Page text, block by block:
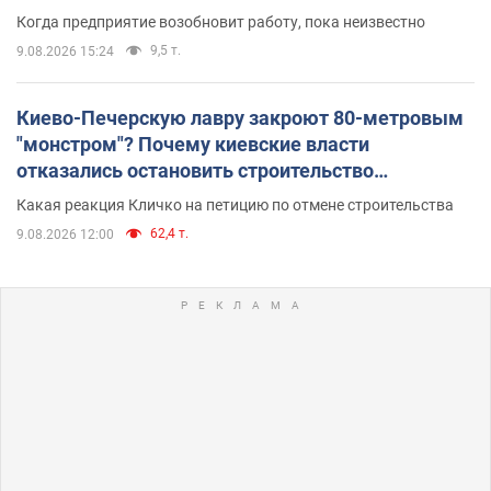
Когда предприятие возобновит работу, пока неизвестно
9.08.2026 15:24 9,5 т.
Киево-Печерскую лавру закроют 80-метровым
"монстром"? Почему киевские власти
отказались остановить строительство
небоскреба "московского верующего"
Какая реакция Кличко на петицию по отмене строительства
9.08.2026 12:00 62,4 т.